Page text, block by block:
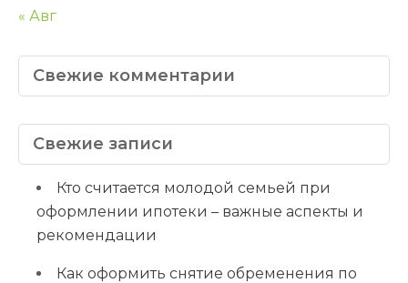
« Авг
Свежие комментарии
Свежие записи
Кто считается молодой семьей при
оформлении ипотеки – важные аспекты и
рекомендации
Как оформить снятие обременения по